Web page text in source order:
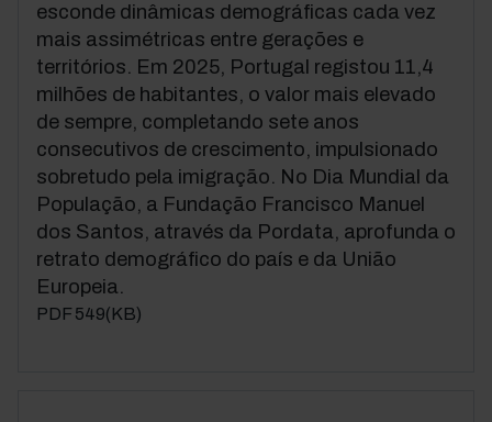
esconde dinâmicas demográficas cada vez
mais assimétricas entre gerações e
territórios. Em 2025, Portugal registou 11,4
milhões de habitantes, o valor mais elevado
de sempre, completando sete anos
consecutivos de crescimento, impulsionado
sobretudo pela imigração. No Dia Mundial da
População, a Fundação Francisco Manuel
dos Santos, através da Pordata, aprofunda o
retrato demográfico do país e da União
Europeia.
PDF 549(KB)